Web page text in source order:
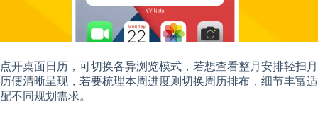
点开桌面日历，可切换各异浏览模式，若想查看整月安排轻扫月
历便清晰呈现，若要梳理本周进度则切换周历排布，细节丰富适
配不同规划需求。